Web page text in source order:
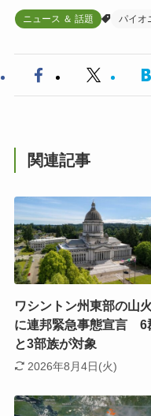
ニュース ＆ 話題 パイオ
関連記事
ワシントン州東部の山
に連邦緊急事態宣言 6
と3部族が対象
2026年8月4日(火)